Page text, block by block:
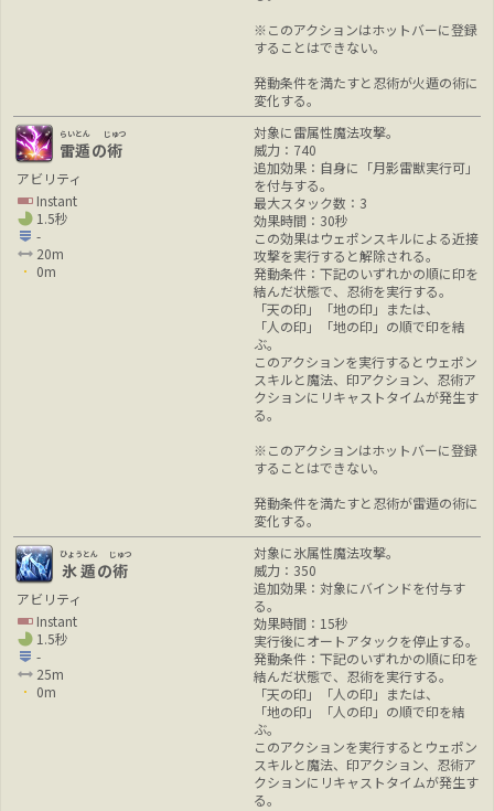
※このアクションはホットバーに登録
することはできない。
発動条件を満たすと忍術が火遁の術に
変化する。
雷遁
らいとん
の術
じゅつ
アビリティ
Instant
1.5秒
-
20m
0m
対象に雷属性魔法攻撃。
威力：740
追加効果：自身に「月影雷獣実行可」
を付与する。
最大スタック数：3
効果時間：30秒
この効果はウェポンスキルによる近接
攻撃を実行すると解除される。
発動条件：下記のいずれかの順に印を
結んだ状態で、忍術を実行する。
「天の印」「地の印」または、
「人の印」「地の印」の順で印を結
ぶ。
このアクションを実行するとウェポン
スキルと魔法、印アクション、忍術ア
クションにリキャストタイムが発生す
る。
※このアクションはホットバーに登録
することはできない。
発動条件を満たすと忍術が雷遁の術に
変化する。
氷遁
ひょうとん
の術
じゅつ
アビリティ
Instant
1.5秒
-
25m
0m
対象に氷属性魔法攻撃。
威力：350
追加効果：対象にバインドを付与す
る。
効果時間：15秒
実行後にオートアタックを停止する。
発動条件：下記のいずれかの順に印を
結んだ状態で、忍術を実行する。
「天の印」「人の印」または、
「地の印」「人の印」の順で印を結
ぶ。
このアクションを実行するとウェポン
スキルと魔法、印アクション、忍術ア
クションにリキャストタイムが発生す
る。